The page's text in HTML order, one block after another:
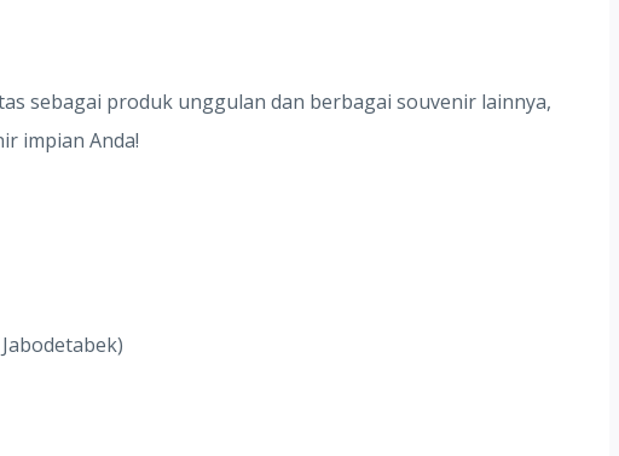
sebagai produk unggulan dan berbagai souvenir lainnya,
impian Anda!